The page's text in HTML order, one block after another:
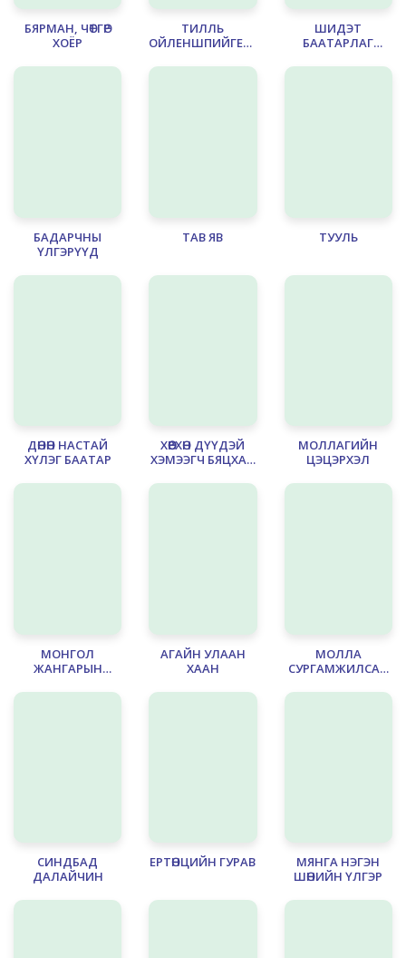
БЯРМАН, ЧӨТГӨР
ХОЁР
ТИЛЛЬ
ОЙЛЕНШПИЙГЕЛИЙН
- 1
ШИДЭТ
БААТАРЛАГ
БАДАРЧНЫ
ҮЛГЭРҮҮД
ТАВ ЯВ ТУУЛЬ
ДӨНӨН НАСТАЙ
ХҮЛЭГ БААТАР
ХӨӨРХӨН ДҮҮДЭЙ
ХЭМЭЭГЧ БЯЦХАН
МОЛЛАГИЙН
ЦЭЦЭРХЭЛ
МОНГОЛ
ЖАНГАРЫН
АГАЙН УЛААН
ХААН
МОЛЛА
СУРГАМЖИЛСАН
СИНДБАД
ДАЛАЙЧИН
ЕРТӨНЦИЙН ГУРАВ
МЯНГА НЭГЭН
ШӨНИЙН ҮЛГЭР